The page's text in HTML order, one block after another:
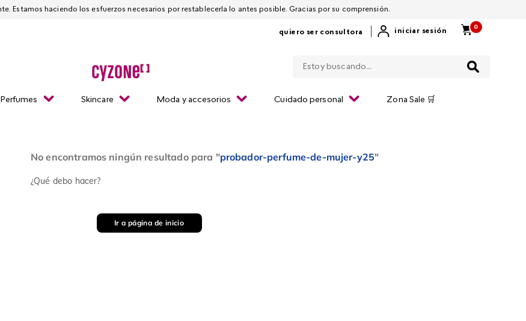
quiero ser consultora iniciar sesión
0
Perfumes Skincare Moda y accesorios Cuidado personal Zona Sale 🛒
Esta página está suspendida temporalmente. Estamos haciendo los esfuerzos necesarios por restablecerla lo antes posible. Gracias por su comprensión.
No encontramos ningún resultado para "probador-perfume-de-mujer-y25"
¿Qué debo hacer?
Ir a página de inicio